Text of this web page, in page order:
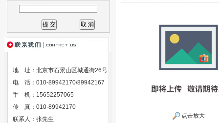
地 址：北京市石景山区城通街26号
电 话：010-89942170/89942167
手 机：15652257065
传 真：010-89942170
联系人：张先生
点击放大